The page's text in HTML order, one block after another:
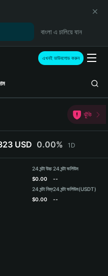
বাংলা এ চালিয়ে যান
এখনই ডাউনলোড করুন
ঝুঁকি
USD 0.00% 1D
24 ঘন্টা উচ্চ
$0.00
24 ঘন্টা নিম্ন
$0.00
24 ঘন্টা ভলিউম
--
24 ঘন্টা ভলিউম(USDT)
--